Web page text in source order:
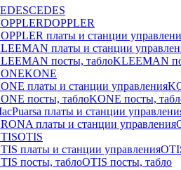
CEDES
DOPPLER
KLEEMAN
KONE
KONE посты,
OTIS
OTIS посты, табло